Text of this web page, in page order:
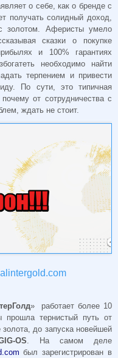
о себе, как о бренде с
получать солидный доход,
золотом. Аферисты умело
сказки о покупке
и 100% гарантиях
необходимо найти
терпением и привести
По сути, это типичная
от сотрудничества с
ждать не стоит.
» работает более 10
прошла тернистый путь от
золота, до запуска новейшей
OS . На самом деле
был зарегистрирован в